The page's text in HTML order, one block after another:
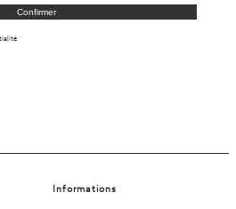
Confirmer
Informations